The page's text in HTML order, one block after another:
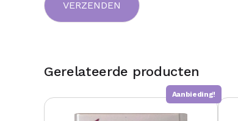
Gerelateerde producten
Aanbieding!